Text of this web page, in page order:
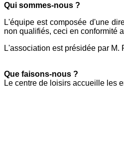
Qui sommes-nous ?
L'équipe est composée d'une
non qualifiés, ceci en conformité
L'association est présidée par
Que faisons-nous ?
Le centre de loisirs accueille les